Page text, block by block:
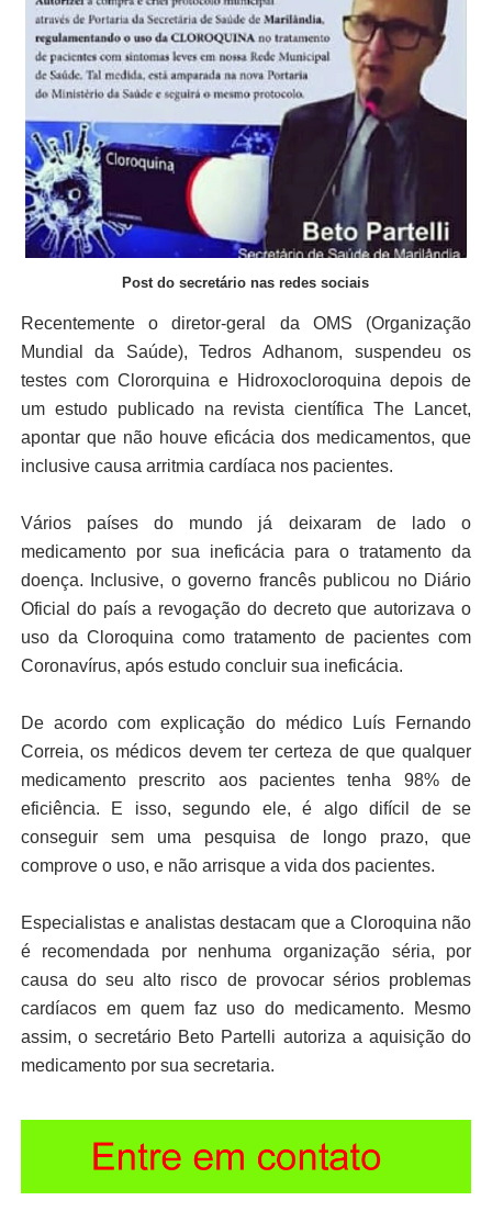
Post do secretário nas redes sociais
Recentemente o diretor-geral da OMS (Organização
Mundial da Saúde), Tedros Adhanom, suspendeu os
testes com Clororquina e Hidroxocloroquina depois de
um estudo publicado na revista científica The Lancet,
apontar que não houve eficácia dos medicamentos, que
inclusive causa arritmia cardíaca nos pacientes.
Vários países do mundo já deixaram de lado o
medicamento por sua ineficácia para o tratamento da
doença. Inclusive, o governo francês publicou no Diário
Oficial do país a revogação do decreto que autorizava o
uso da Cloroquina como tratamento de pacientes com
Coronavírus, após estudo concluir sua ineficácia.
De acordo com explicação do médico Luís Fernando
Correia, os médicos devem ter certeza de que qualquer
medicamento prescrito aos pacientes tenha 98% de
eficiência. E isso, segundo ele, é algo difícil de se
conseguir sem uma pesquisa de longo prazo, que
comprove o uso, e não arrisque a vida dos pacientes.
Especialistas e analistas destacam que a Cloroquina não
é recomendada por nenhuma organização séria, por
causa do seu alto risco de provocar sérios problemas
cardíacos em quem faz uso do medicamento. Mesmo
assim, o secretário Beto Partelli autoriza a aquisição do
medicamento por sua secretaria.